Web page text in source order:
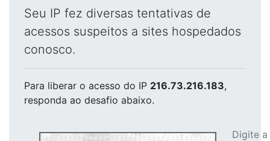
Seu IP fez diversas tentativas de
acessos suspeitos a sites hospedados
conosco.
Para liberar o acesso do IP 216.73.216.183,
responda ao desafio abaixo.
Digite